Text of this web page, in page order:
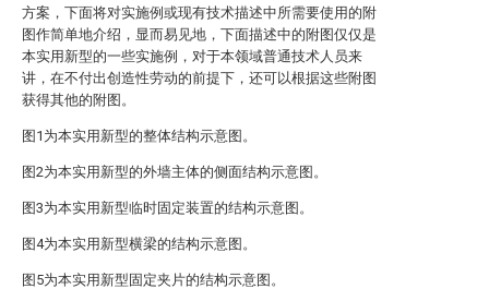
方案，下面将对实施例或现有技术描述中所需要使用的附
图作简单地介绍，显而易见地，下面描述中的附图仅仅是
本实用新型的一些实施例，对于本领域普通技术人员来
讲，在不付出创造性劳动的前提下，还可以根据这些附图
获得其他的附图。
图1为本实用新型的整体结构示意图。
图2为本实用新型的外墙主体的侧面结构示意图。
图3为本实用新型临时固定装置的结构示意图。
图4为本实用新型横梁的结构示意图。
图5为本实用新型固定夹片的结构示意图。